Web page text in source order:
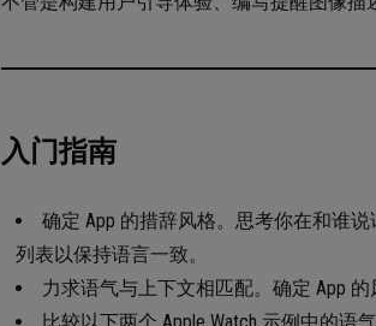
入门指南
确定 App 的措辞风格。思考你在和谁
列表以保持语言一致。
力求语气与上下文相匹配。确定 App